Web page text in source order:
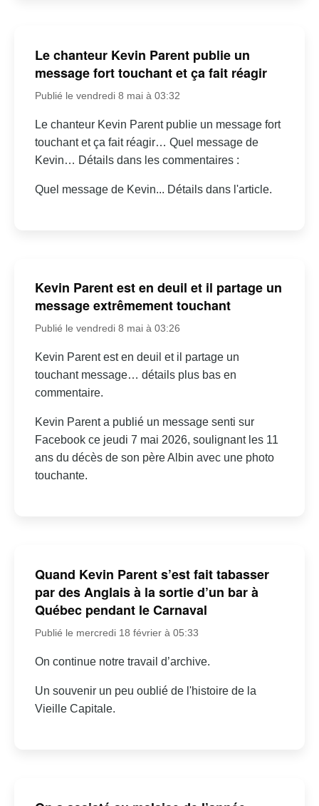
Le chanteur Kevin Parent publie un
message fort touchant et ça fait réagir
Publié le vendredi 8 mai à 03:32
Le chanteur Kevin Parent publie un message fort
touchant et ça fait réagir… Quel message de
Kevin… Détails dans les commentaires :
Quel message de Kevin... Détails dans l'article.
Kevin Parent est en deuil et il partage un
message extrêmement touchant
Publié le vendredi 8 mai à 03:26
Kevin Parent est en deuil et il partage un
touchant message… détails plus bas en
commentaire.
Kevin Parent a publié un message senti sur
Facebook ce jeudi 7 mai 2026, soulignant les 11
ans du décès de son père Albin avec une photo
touchante.
Quand Kevin Parent s’est fait tabasser
par des Anglais à la sortie d’un bar à
Québec pendant le Carnaval
Publié le mercredi 18 février à 05:33
On continue notre travail d’archive.
Un souvenir un peu oublié de l'histoire de la
Vieille Capitale.